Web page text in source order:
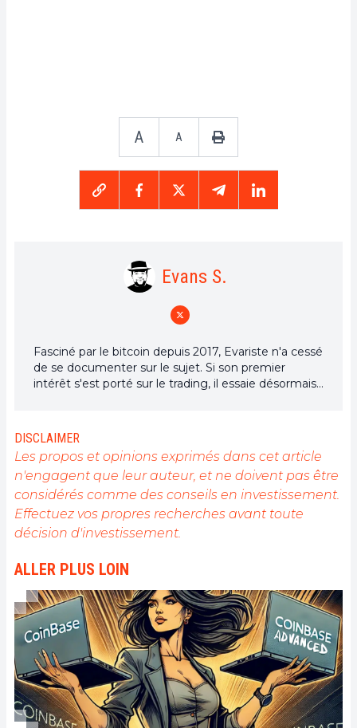
A A
Evans S.
Fasciné par le bitcoin depuis 2017, Evariste n'a cessé
de se documenter sur le sujet. Si son premier
intérêt s'est porté sur le trading, il essaie désormais
rédacteur, il aspire à fournir en permanence un
travail de haute qualité qui reflète l'état du secteur
dans son ensemble.
DISCLAIMER
Les propos et opinions exprimés dans cet article
n'engagent que leur auteur, et ne doivent pas être
considérés comme des conseils en investissement.
Effectuez vos propres recherches avant toute
décision d'investissement.
ALLER PLUS LOIN